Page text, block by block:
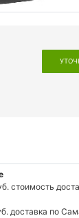
стоимость
доставка по